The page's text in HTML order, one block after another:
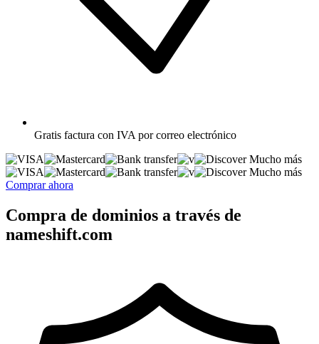
Gratis factura con IVA por correo electrónico
Mucho más
Mucho más
Comprar ahora
Compra de dominios a través de
nameshift.com